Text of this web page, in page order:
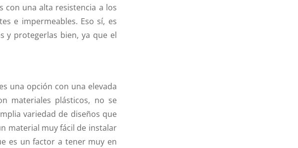
una alta resistencia a los
e impermeables. Eso sí, es
y protegerlas bien, ya que el
es una opción con una elevada
materiales plásticos, no se
variedad de diseños que
material muy fácil de instalar
es un factor a tener muy en